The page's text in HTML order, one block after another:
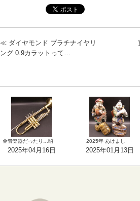
≪ ダイヤモンド プラチナイヤリ
ング 0.9カラットって…
金管楽器だったり…昭･･･
2025年04月16日
2025年 あけまし･･･
2025年01月13日